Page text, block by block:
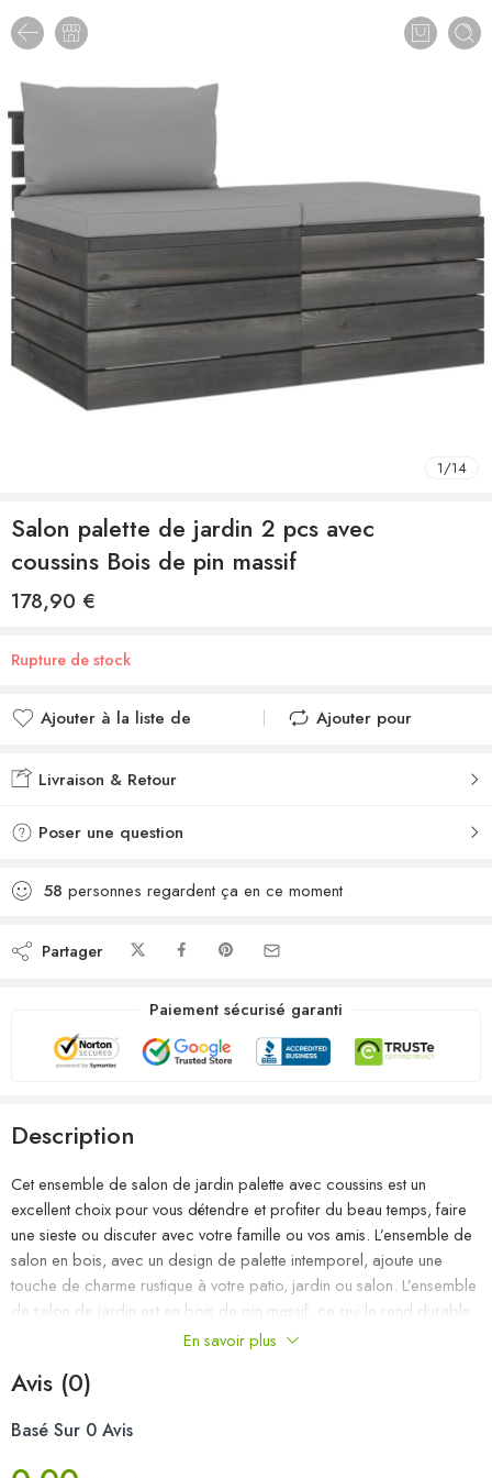
1/14
Salon palette de jardin 2 pcs avec
coussins Bois de pin massif
178,90 €
Rupture de stock
Ajouter à la liste de
Ajouté à la liste de
Ajouter pour
Livraison & Retour
Poser une question
58 personnes regardent ça en ce moment
Partager
Paiement sécurisé garanti
Description
Cet ensemble de salon de jardin palette avec coussins est un
excellent choix pour vous détendre et profiter du beau temps, faire
une sieste ou discuter avec votre famille ou vos amis. L’ensemble de
salon en bois, avec un design de palette intemporel, ajoute une
touche de charme rustique à votre patio, jardin ou salon. L’ensemble
de salon de jardin est en bois de pin massif, ce qui le rend durable
et stable. Cet ensemble de canapés de patio présente une
table solide, la table est idéale pour garder la nourriture et les
au rembourrage épais, les coussins de palette sont doux et offrent le
En savoir plus
Avis (0)
Basé Sur 0 Avis